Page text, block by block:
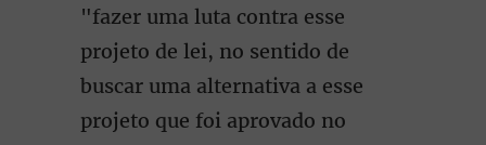
"fazer uma luta contra esse
projeto de lei, no sentido de
buscar uma alternativa a esse
projeto que foi aprovado no